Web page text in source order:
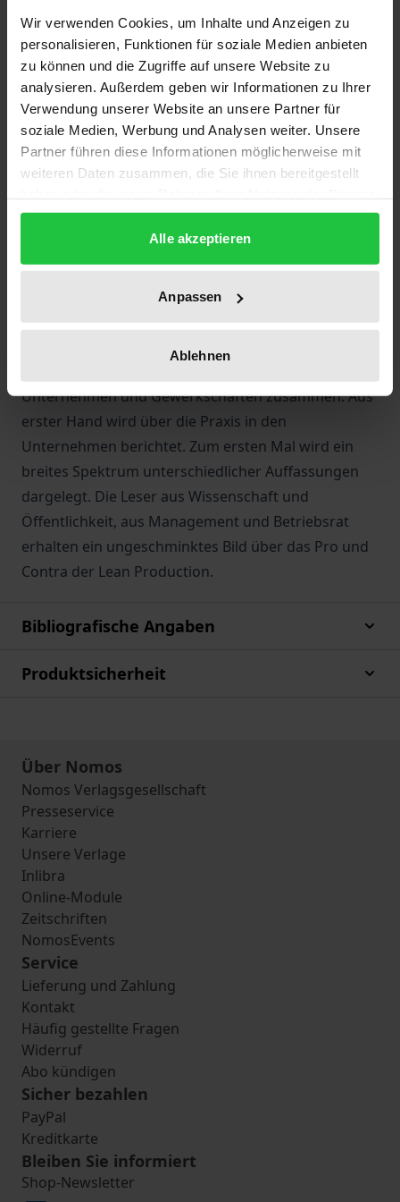
Wir verwenden Cookies, um Inhalte und Anzeigen zu
personalisieren, Funktionen für soziale Medien anbieten
zu können und die Zugriffe auf unsere Website zu
analysieren. Außerdem geben wir Informationen zu Ihrer
Verwendung unserer Website an unsere Partner für
soziale Medien, Werbung und Analysen weiter. Unsere
Partner führen diese Informationen möglicherweise mit
weiteren Daten zusammen, die Sie ihnen bereitgestellt
gesammelt haben.
Alle akzeptieren
Anpassen
Ablehnen
Modells, das selbst in Japan inzwischen auf Grenzen
stößt? Oder Kern einer neuen Arbeitsorganisation,
die Chancen für einen europäischen Weg eröffnet?
Erfahrene Experten aus Theorie und Praxis
berichten.
Das Reizwort Lean Production ist weder nur ein
modisches Schlagwort noch Zaubermittel – es ist die
und Risiken erschließen sich aus den Erfahrungen
der japanischen Verhältnisse, der Automobil- und
Werkzeugmaschinenindustrie, der Bildungs- und
Arbeitspolitik.
Der Sammelband faßt die Ergebnisse einer Tagung
Unternehmen und Gewerkschaften zusammen. Aus
erster Hand wird über die Praxis in den
Unternehmen berichtet. Zum ersten Mal wird ein
breites Spektrum unterschiedlicher Auffassungen
dargelegt. Die Leser aus Wissenschaft und
Öffentlichkeit, aus Management und Betriebsrat
erhalten ein ungeschminktes Bild über das Pro und
Contra der Lean Production.
Bibliografische Angaben
Produktsicherheit
Über Nomos
Nomos Verlagsgesellschaft
Presseservice
Karriere
Unsere Verlage
Inlibra
Online-Module
Zeitschriften
NomosEvents
Service
Lieferung und Zahlung
Kontakt
Häufig gestellte Fragen
Widerruf
Abo kündigen
Sicher bezahlen
PayPal
Kreditkarte
Bleiben Sie informiert
Shop-Newsletter